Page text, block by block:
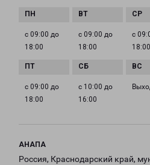
с 09:00 до
18:00
с 09:00 до
18:00
с
18:00
с 09:00 до
18:00
с 10:00 до
16:00
АНАПА
Россия, Краснодарский край,